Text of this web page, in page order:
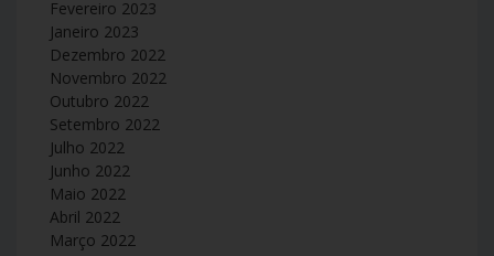
Fevereiro 2023
Janeiro 2023
Dezembro 2022
Novembro 2022
Outubro 2022
Setembro 2022
Julho 2022
Junho 2022
Maio 2022
Abril 2022
Março 2022